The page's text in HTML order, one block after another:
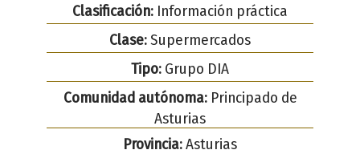
Clasificación: Información práctica
Clase:Supermercados
Tipo: Grupo DIA
Comunidad autónoma:Principado de
Asturias
Provincia:Asturias